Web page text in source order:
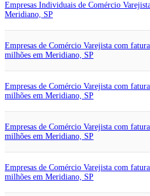
Empresas Individuais de Comércio
Meridiano, SP
Empresas de Comércio Varejista com
milhões em Meridiano, SP
Empresas de Comércio Varejista com
milhões em Meridiano, SP
Empresas de Comércio Varejista com
milhões em Meridiano, SP
Empresas de Comércio Varejista com
milhões em Meridiano, SP